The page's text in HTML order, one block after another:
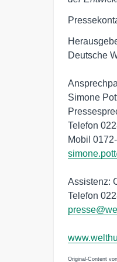
Deutsche
Simone
Telefon
Mobil
Assistenz:
Telefon
Original-Content